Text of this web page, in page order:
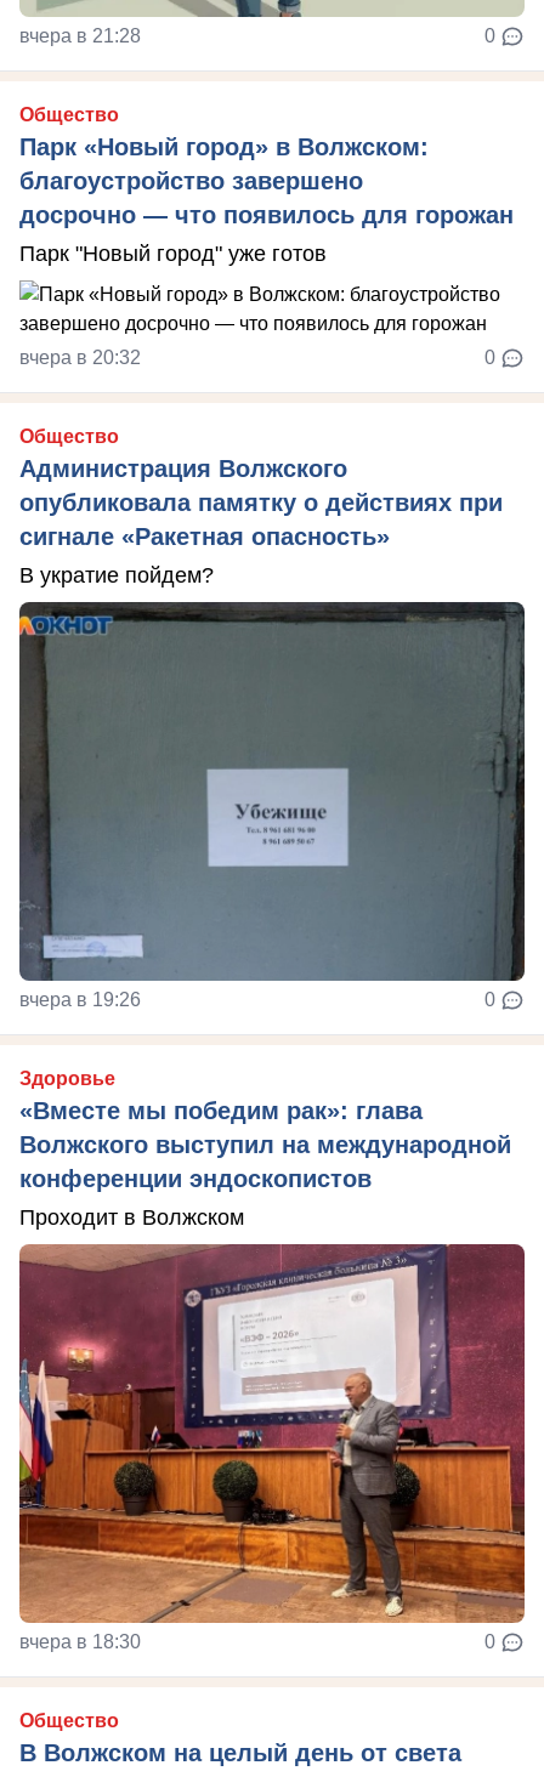
вчера в 21:28 0
Общество
Парк «Новый город» в Волжском:
благоустройство завершено
досрочно — что появилось для горожан
Парк "Новый город" уже готов
вчера в 20:32 0
Общество
Администрация Волжского
опубликовала памятку о действиях при
сигнале «Ракетная опасность»
В укратие пойдем?
вчера в 19:26 0
Здоровье
«Вместе мы победим рак»: глава
Волжского выступил на международной
конференции эндоскопистов
Проходит в Волжском
вчера в 18:30 0
Общество
В Волжском на целый день от света